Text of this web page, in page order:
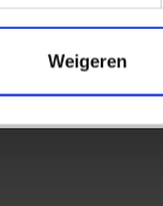
Weigeren